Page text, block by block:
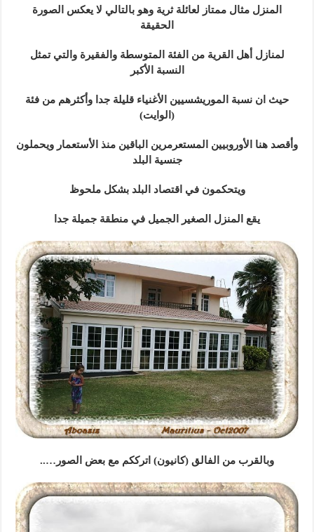
المنزل مثال ممتاز لعائلة ثرية وهو بالتالي لا يعكس الصورة
الحقيقة
لمنازل أهل القرية من الفئة المتوسطة والفقيرة والتي تمثل
النسبة الأكبر
حيث ان نسبة الموريشسيين الأغنياء قليلة جدا وأكثرهم من فئة
(الوايت)
وأقصد هنا الأوروبيين المستعرمرين الباقين منذ الأستعمار ويحملون
جنسية البلد
ويتحكمون في اقتصاد البلد بشكل ملحوظ
يقع المنزل الصغير الجميل في منطقة جميلة جدا
وبالقرب من الفالق (كانيون) اترككم مع بعض الصور…..